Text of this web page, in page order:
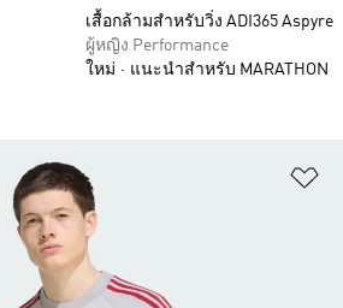
เสื้อกล้ามสำหรับวิ่ง ADI365 Aspyre
ผู้หญิง Performance
ใหม่
แนะนำสำหรับ MARATHON